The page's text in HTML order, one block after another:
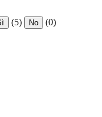
(5) No (0)